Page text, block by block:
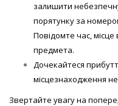
залишити
порятунку за
Повідомте час,
предмета.
Дочекайтеся
місцезнаходження
Звертайте увагу на